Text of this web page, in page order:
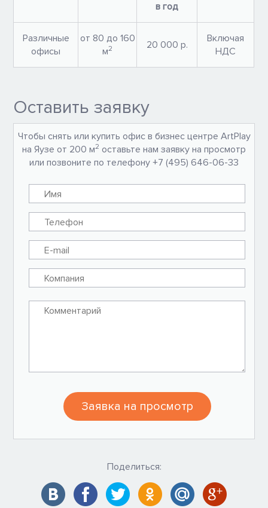
в год
Различные
офисы
от 80 до 160
м2 20 000 р.
Включая
НДС
Оставить заявку
Чтобы снять или купить офис в бизнес центре ArtPlay
на Яузе от 200 м2 оставьте нам заявку на просмотр
или позвоните по телефону +7 (495) 646-06-33
Заявка на просмотр
Поделиться: